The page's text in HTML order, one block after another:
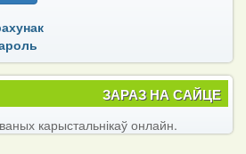
ЗАРАЗ НА САЙЦЕ
карыстальнікаў онлайн.